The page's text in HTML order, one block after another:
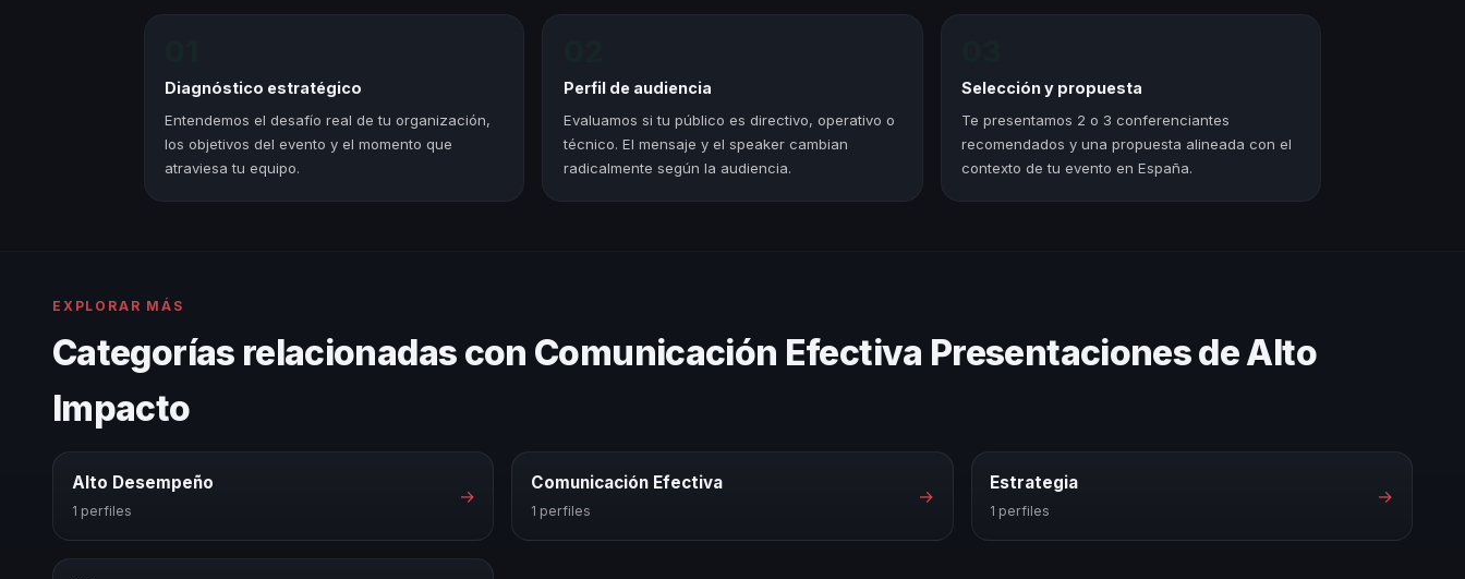
Diagnóstico estratégico
Entendemos el desafío real de tu organización,
los objetivos del evento y el momento que
atraviesa tu equipo.
Perfil de audiencia
Evaluamos si tu público es directivo, operativo o
técnico. El mensaje y el speaker cambian
radicalmente según la audiencia.
Selección y propuesta
Te presentamos 2 o 3 conferenciantes
recomendados y una propuesta alineada con el
contexto de tu evento en España.
EXPLORAR MÁS
Categorías relacionadas con Comunicación Efectiva Presentaciones de Alto
Impacto
Alto Desempeño
1 perfiles
→
Comunicación Efectiva
1 perfiles
→
Estrategia
1 perfiles
→